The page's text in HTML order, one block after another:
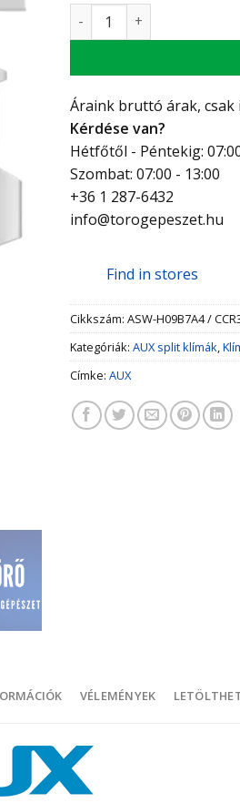
AUX Magma 2 ASW-
Áraink bruttó árak, csak
Kérdése van?
Hétfőtől - Péntekig:
Szombat: 07:00 - 13:00
+36 1 287-6432
info@torogepeszet.hu
Find in stores
Cikkszám: ASW-H09B7A4 /
Kategóriák: AUX split klímák,
Címke: AUX
VÉLEMÉNYEK